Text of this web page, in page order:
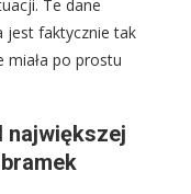
Te dane
jest faktycznie tak
miała po prostu
największej